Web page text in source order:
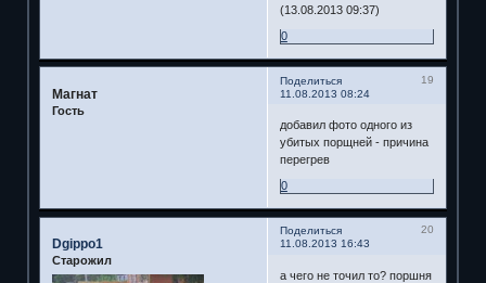
(13.08.2013 09:37)
0
Поделиться
19
11.08.2013 08:24
Магнат
Гость
добавил фото одного из
убитых порщней - причина
перегрев
0
Поделиться
20
11.08.2013 16:43
Dgippo1
Старожил
а чего не точил то? поршня